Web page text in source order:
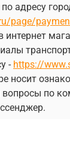
адресу
page/
- https://
носит
вопросы по